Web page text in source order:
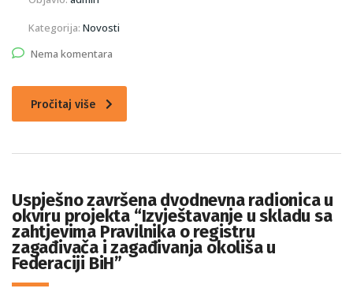
Kategorija: Novosti
Nema komentara
Pročitaj više
Uspješno završena dvodnevna radionica u
okviru projekta “Izvještavanje u skladu sa
zahtjevima Pravilnika o registru
zagađivača i zagađivanja okoliša u
Federaciji BiH”